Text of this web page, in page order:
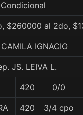
Condicional
$260000 al 2do,
IGNACIO
JS. LEIVA L.
420 0/0
420 3/4 cpo